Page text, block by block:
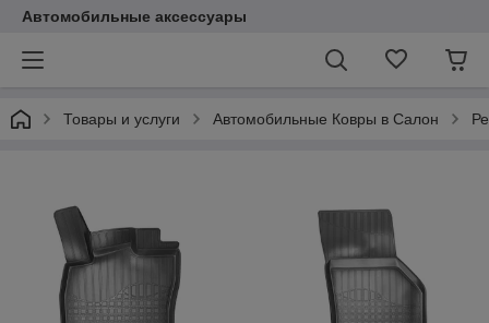
Автомобильные аксессуары
Товары и услуги Автомобильные Ковры в Салон